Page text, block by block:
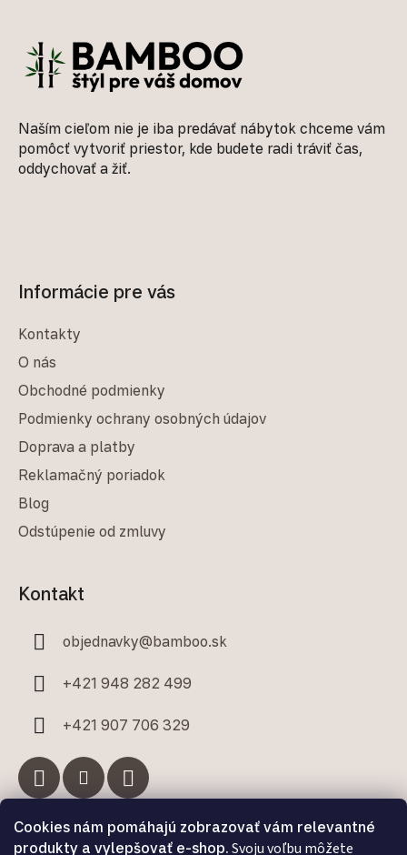
Cookies nám pomáhajú zobrazovať vám relevantné
produkty a vylepšovať e-shop. Svoju voľbu môžete
Naším cieľom nie je iba predávať nábytok chceme vám
pomôcť vytvoriť priestor, kde budete radi tráviť čas,
oddychovať a žiť.
Informácie pre vás
Kontakty
O nás
Obchodné podmienky
Podmienky ochrany osobných údajov
Doprava a platby
Reklamačný poriadok
Blog
Odstúpenie od zmluvy
Kontakt
objednavky@bamboo.sk
+421 948 282 499
+421 907 706 329
Facebook